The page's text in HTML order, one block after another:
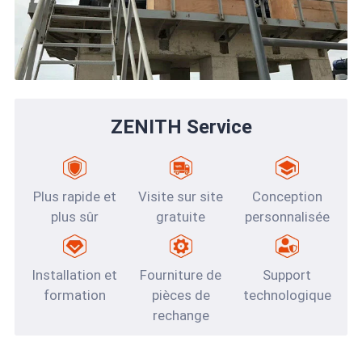
ZENITH Service
Plus rapide et
plus sûr
Visite sur site
gratuite
Conception
personnalisée
Installation et
formation
Fourniture de
pièces de
rechange
Support
technologique